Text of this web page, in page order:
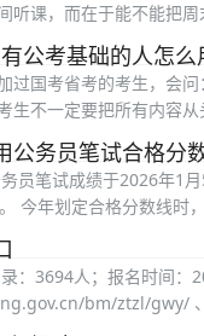
听课，而在于能不能把
公考基础的人怎
过国考省考的考生，会
生不一定要把所有内容
公务员笔试合格分
员笔试成绩于2026年1
今年划定合格分数线
：3694人；报名时间
bm/ztzl/gwy/